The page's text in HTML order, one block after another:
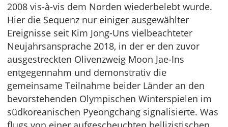
2008 vis-à-vis dem Norden wiederbelebt wurde.
Hier die Sequenz nur einiger ausgewählter
Ereignisse seit Kim Jong-Uns vielbeachteter
Neujahrsansprache 2018, in der er den zuvor
ausgestreckten Olivenzweig Moon Jae-Ins
entgegennahm und demonstrativ die
gemeinsame Teilnahme beider Länder an den
bevorstehenden Olympischen Winterspielen im
südkoreanischen Pyeongchang signalisierte. Was